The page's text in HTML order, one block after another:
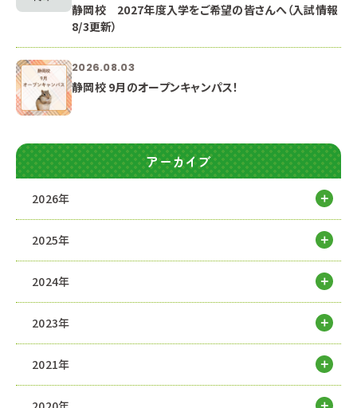
静岡校 2027年度入学をご希望の皆さんへ（入試情報
8/3更新）
2026.08.03
静岡校 9月のオープンキャンパス！
アーカイブ
2026年
2025年
2024年
2023年
2021年